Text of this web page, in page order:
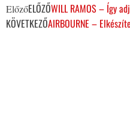
ElőzőELŐZŐWILL RAMOS – Így
KÖVETKEZŐAIRBOURNE –